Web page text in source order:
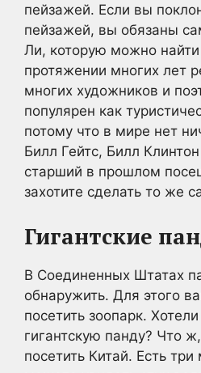
пейзажей. Если вы
пейзажей, вы обязаны
Ли, которую можно
протяжении многих лет
многих художников и
популярен как
потому что в мире нет
Билл Гейтс, Билл
старший в прошлом
захотите сделать то же
Гигантские
В Соединенных Штатах
обнаружить. Для этого
посетить зоопарк.
гигантскую панду? Что
посетить Китай. Есть